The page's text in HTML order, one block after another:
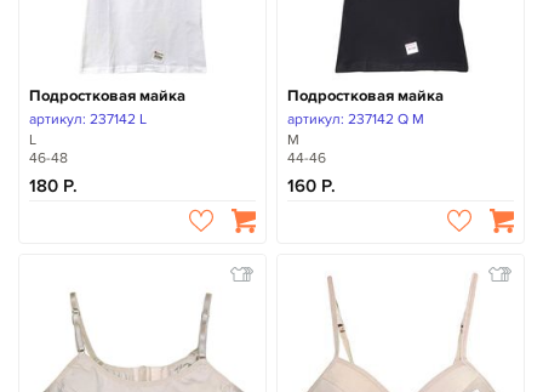
Подростковая майка
артикул: 237142 L
L
46-48
180
Подростковая майка
артикул: 237142 Q M
M
44-46
160